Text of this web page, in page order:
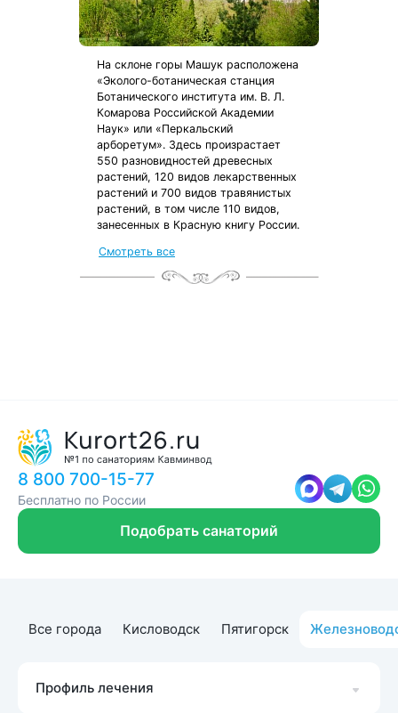
На склоне горы Машук расположена
«Эколого-ботаническая станция
Ботанического института им. В. Л.
Комарова Российской Академии
Наук» или «Перкальский
арборетум». Здесь произрастает
550 разновидностей древесных
растений, 120 видов лекарственных
растений и 700 видов травянистых
растений, в том числе 110 видов,
занесенных в Красную книгу России.
Смотреть все
от местных жителей
с чек-листом
и туристической картой
8 800 700-15-77
Бесплатно по России
Подобрать санаторий
Все города Кисловодск Пятигорск
Профиль лечения